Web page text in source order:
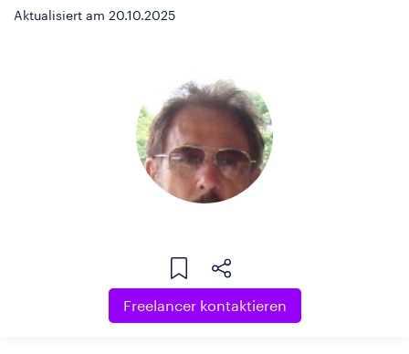
Aktualisiert am 20.10.2025
Freelancer kontaktieren